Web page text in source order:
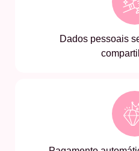
Dados pessoais